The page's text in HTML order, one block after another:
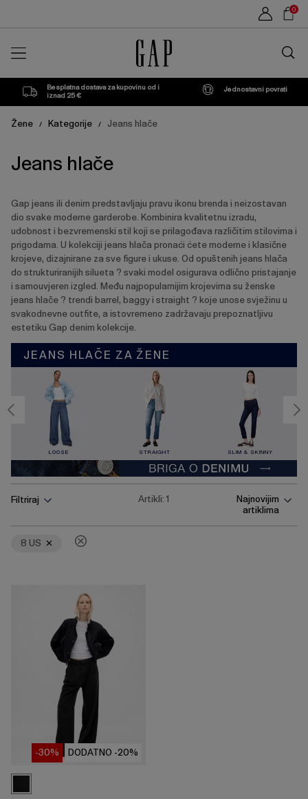
0
trgovini
Besplatna dostava za kupovinu od i
iznad 25 €
Jednostavni povrati
Žene / Kategorije / Jeans hlače
Jeans hlače
Gap jeans ili denim predstavljaju pravu ikonu brenda i neizostavan
dio svake moderne garderobe. Kombinira kvalitetnu izradu,
udobnost i bezvremenski stil koji se prilagođava različitim stilovima i
prigodama. U kolekciji jeans hlača pronaći ćete moderne i klasične
krojeve, dizajnirane za sve figure i ukuse. Od opuštenih jeans hlača
do strukturiranijih silueta ? svaki model osigurava odlično pristajanje
i samouvjeren izgled. Među najpopularnijim krojevima su ženske
jeans hlače ? trendi barrel, baggy i straight ? koje unose svježinu u
svakodnevne outfite, a istovremeno zadržavaju prepoznatljivu
estetiku Gap denim kolekcije.
JEANS HLAČE ZA ŽENE
LOOSE STRAIGHT SLIM & SKINNY
tipku
za
skupljanje
Filtriraj Artikli:1
Najnovijim
artiklima
8 US
DODATNO -20%
-30%